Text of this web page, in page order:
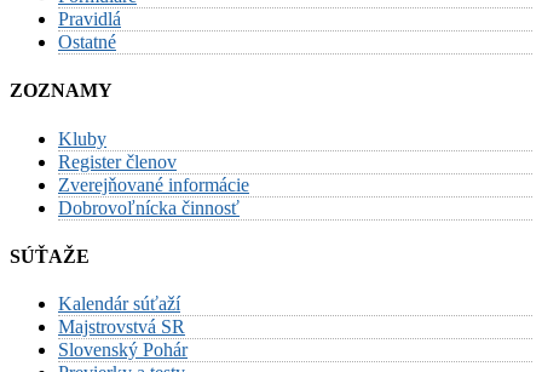
Pravidlá
Ostatné
ZOZNAMY
Kluby
Register členov
Zverejňované informácie
Dobrovoľnícka činnosť
SÚŤAŽE
Kalendár súťaží
Majstrovstvá SR
Slovenský Pohár